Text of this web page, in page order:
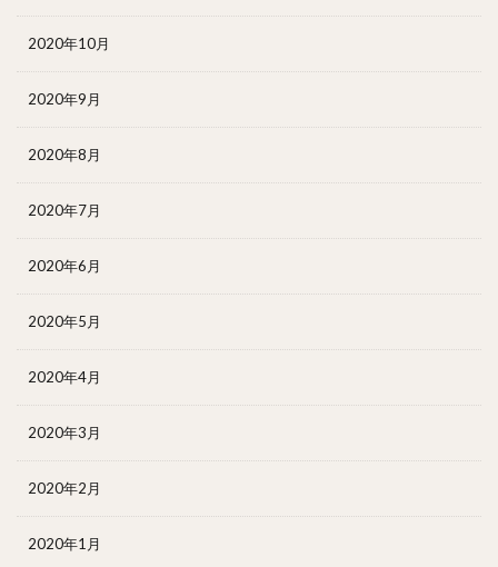
2020年10月
2020年9月
2020年8月
2020年7月
2020年6月
2020年5月
2020年4月
2020年3月
2020年2月
2020年1月